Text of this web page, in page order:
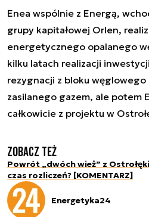
Enea wspólnie z Energą,
grupy kapitałowej Orlen,
energetycznego opalanego
kilku latach realizacji
rezygnacji z bloku węglowego
zasilanego gazem, ale potem
całkowicie z projektu w
Zobacz też
Powrót „dwóch wież” z
czas rozliczeń? [KOMENTARZ]
Energetyka24